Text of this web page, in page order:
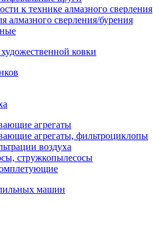
к технике алмазного сверления
алмазного сверления/бурения
ковки
агрегаты
агрегаты, фильтроциклопы
воздуха
стружкопылесосы
машин